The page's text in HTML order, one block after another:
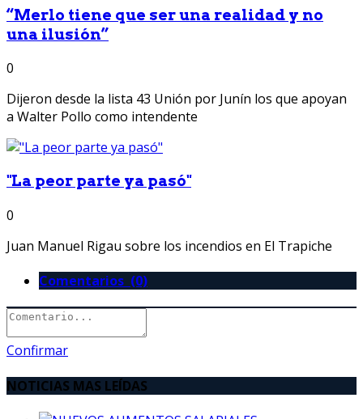
“Merlo tiene que ser una realidad y no
una ilusión”
0
Dijeron desde la lista 43 Unión por Junín los que apoyan
a Walter Pollo como intendente
"La peor parte ya pasó"
0
Juan Manuel Rigau sobre los incendios en El Trapiche
Comentarios (0)
Confirmar
NOTICIAS MAS LEÍDAS